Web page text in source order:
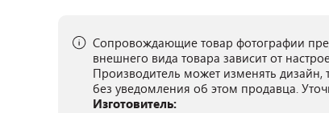
Сопровождающие товар фотографии
внешнего вида товара зависит от
Производитель может изменять дизайн,
без уведомления об этом продавца.
Изготовитель: